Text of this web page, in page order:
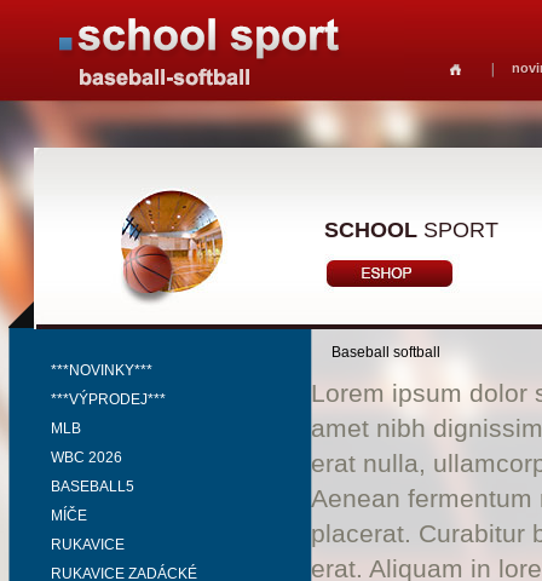
SCHOOL SPORT
***NOVINKY***
***VÝPRODEJ***
MLB
WBC 2026
BASEBALL5
MÍČE
RUKAVICE
RUKAVICE ZADÁCKÉ
Baseball softball
Lorem ipsum dolor
amet nibh
erat nulla,
Aenean
placerat. Curabitur
erat. Aliquam in